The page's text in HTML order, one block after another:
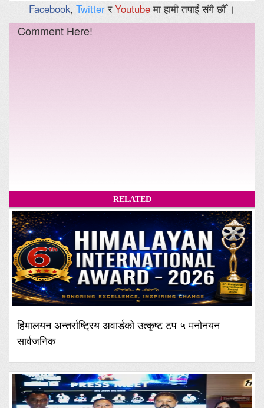
Facebook, TwitterरYoutubeमा हामी तपाईं संगै छौँ ।
Comment Here!
RELATED
हिमालयन अन्तर्राष्ट्रिय अवार्डको उत्कृष्ट टप ५ मनोनयन
सार्वजनिक